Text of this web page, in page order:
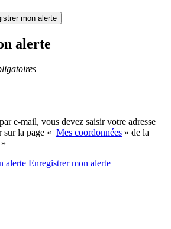
mon alerte
alerte
e-mail, vous devez saisir votre adresse
sur la page « Mes coordonnées » de la
alerte Enregistrermon alerte